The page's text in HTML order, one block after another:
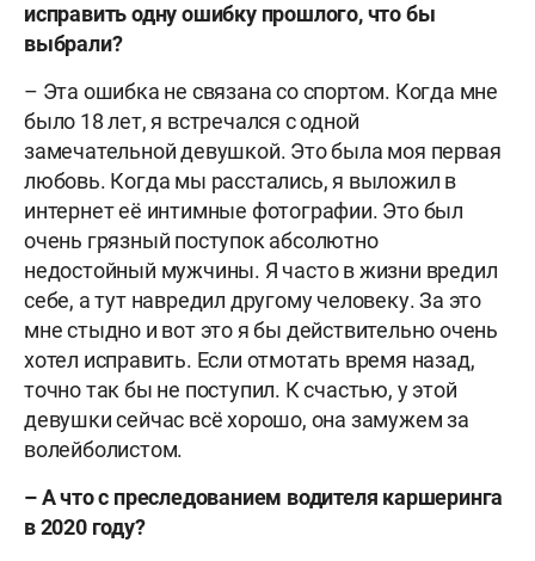
исправить одну ошибку прошлого, что бы
выбрали?
– Эта ошибка не связана со спортом. Когда мне
было 18 лет, я встречался с одной
замечательной девушкой. Это была моя первая
любовь. Когда мы расстались, я выложил в
интернет её интимные фотографии. Это был
очень грязный поступок абсолютно
недостойный мужчины. Я часто в жизни вредил
себе, а тут навредил другому человеку. За это
мне стыдно и вот это я бы действительно очень
хотел исправить. Если отмотать время назад,
точно так бы не поступил. К счастью, у этой
девушки сейчас всё хорошо, она замужем за
волейболистом.
– А что с преследованием водителя каршеринга
в 2020 году?